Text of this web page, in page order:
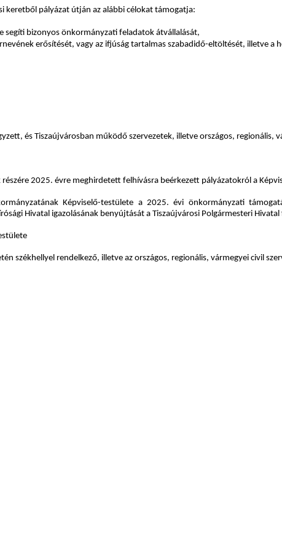
keretből pályázat útján az alábbi célokat támogatja:
segíti bizonyos önkormányzati feladatok átvállalását,
erősítését, vagy az ifjúság tartalmas szabadidő-eltöltését, illetve a
és Tiszaújvárosban működő szervezetek, illetve országos, regionális,
2025. évre meghirdetett felhívásra beérkezett pályázatokról a
Képviselő-testülete a 2025. évi önkormányzati
Hivatal igazolásának benyújtását a Tiszaújvárosi Polgármesteri Hivatal
székhellyel rendelkező, illetve az országos, regionális, vármegyei civil